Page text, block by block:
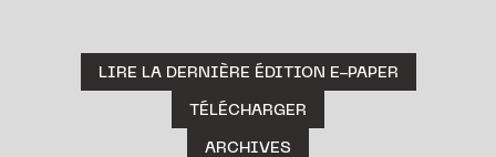
LIRE LA DERNIÈRE ÉDITION E-PAPER
TÉLÉCHARGER
ARCHIVES